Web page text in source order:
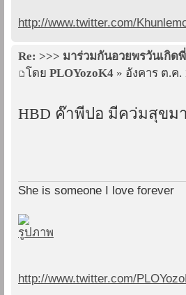
http://www.twitter.com/
Re: >>> มาร่วมกันอวยพรวันเกิด
โดย PLOYozoK4 » อังคาร ต.ค.
HBD ค๊าพี่ปอ มีคว่มสุขม
She is someone I love forever
http://www.twitter.com/